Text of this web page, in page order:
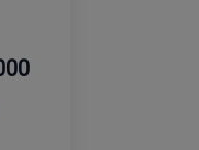
2000 لایک